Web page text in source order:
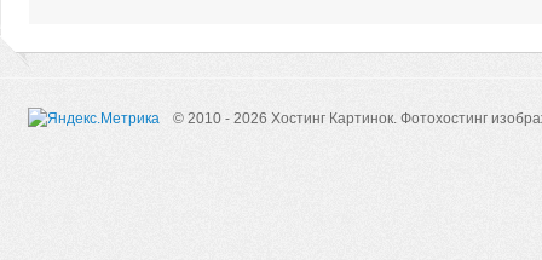
© 2010 - 2026 Хостинг Картинок. Фотохостинг